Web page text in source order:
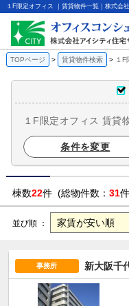
１F限定オフィス ｜賃貸物件一覧｜株式会
TOPページ 賃貸物件検索 １
１F限定オフィス 賃貸
条件を変更
棟数22件 (総物件数： 31
並び順 ：
事務所 新大阪千